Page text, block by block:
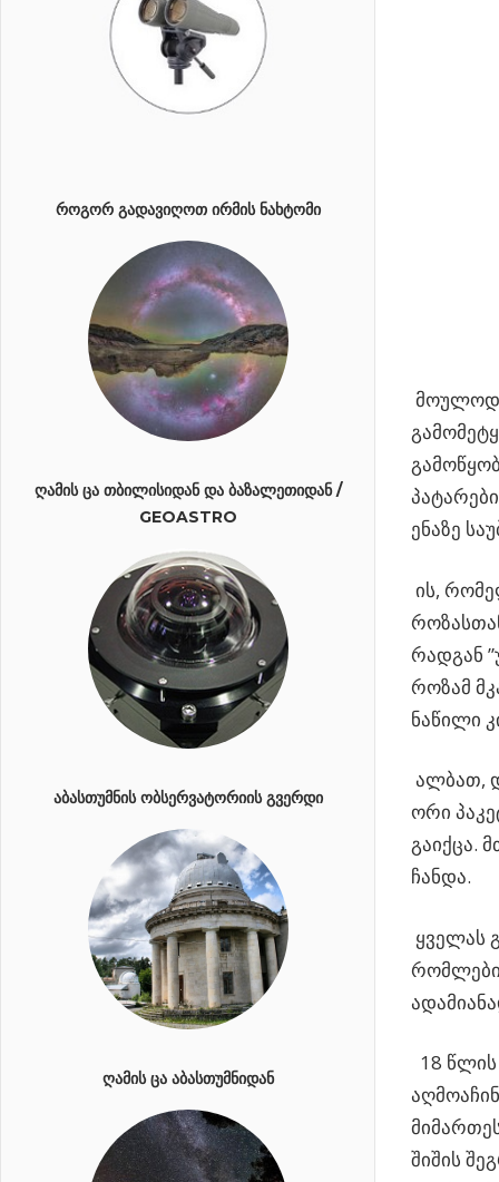
ენაზე
ის,
რადგან
როზამ
ნაწილი
ალბათ,
ორი
გაიქცა.
ჩანდა.
ყველას
18
შიშის
ᲠᲝᲒᲝᲠ ᲒᲐᲓᲐᲕᲘᲦᲝᲗ ᲘᲠᲛᲘᲡ ᲜᲐᲮᲢᲝᲛᲘ
ᲦᲐᲛᲘᲡ ᲪᲐ ᲗᲑᲘᲚᲘᲡᲘᲓᲐᲜ ᲓᲐ ᲑᲐᲖᲐᲚᲔᲗᲘᲓᲐᲜ /
GEOASTRO
ᲐᲑᲐᲡᲗᲣᲛᲜᲘᲡ ᲝᲑᲡᲔᲠᲕᲐᲢᲝᲠᲘᲘᲡ ᲒᲕᲔᲠᲓᲘ
ᲦᲐᲛᲘᲡ ᲪᲐ ᲐᲑᲐᲡᲗᲣᲛᲜᲘᲓᲐᲜ